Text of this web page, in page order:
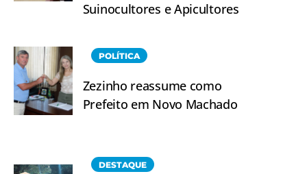
Suinocultores e Apicultores
POLÍTICA
Zezinho reassume como
Prefeito em Novo Machado
DESTAQUE